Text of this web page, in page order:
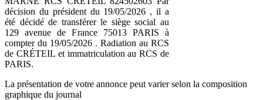
décision du président du 19/05/2026 , il a
été décidé de transférer le siège social au
129 avenue de France 75013 PARIS à
compter du 19/05/2026 . Radiation au RCS
de CRÉTEIL et immatriculation au RCS de
PARIS.
La présentation de votre annonce peut varier selon la composition
graphique du journal